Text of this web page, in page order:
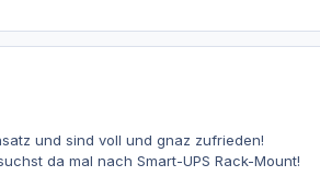
und sind voll und gnaz zufrieden!
da mal nach Smart-UPS Rack-Mount!